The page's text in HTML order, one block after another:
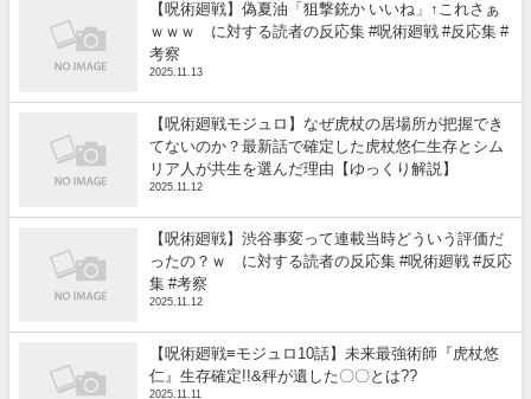
【呪術廻戦】偽夏油「狙撃銃か いいね」↑これさぁ
ｗｗｗ に対する読者の反応集 #呪術廻戦 #反応集 #
考察
2025.11.13
【呪術廻戦モジュロ】なぜ虎杖の居場所が把握でき
てないのか？最新話で確定した虎杖悠仁生存とシム
リア人が共生を選んだ理由【ゆっくり解説】
2025.11.12
【呪術廻戦】渋谷事変って連載当時どういう評価だ
ったの？ｗ に対する読者の反応集 #呪術廻戦 #反応
集 #考察
2025.11.12
【呪術廻戦≡モジュロ10話】未来最強術師『虎杖悠
仁』生存確定!!&秤が遺した〇〇とは??
2025.11.11